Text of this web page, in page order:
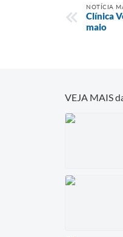
NOTÍCIA
Clínica
maio
VEJA MAIS